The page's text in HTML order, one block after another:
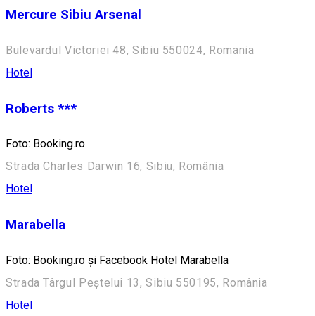
Mercure Sibiu Arsenal
Bulevardul Victoriei 48, Sibiu 550024, Romania
Hotel
Roberts ***
Foto: Booking.ro
Strada Charles Darwin 16, Sibiu, România
Hotel
Marabella
Foto: Booking.ro și Facebook Hotel Marabella
Strada Târgul Peștelui 13, Sibiu 550195, România
Hotel